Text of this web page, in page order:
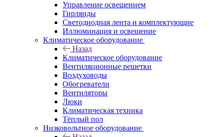
Управление освещением
Гирлянды
Светодиодная лента и комплектующие
Иллюминация и освещение
Климатическое оборудование
Назад
Климатическое оборудование
Вентиляционные решетки
Воздуховоды
Обогреватели
Вентиляторы
Люки
Климатическая техника
Тёплый пол
Низковольтное оборудование